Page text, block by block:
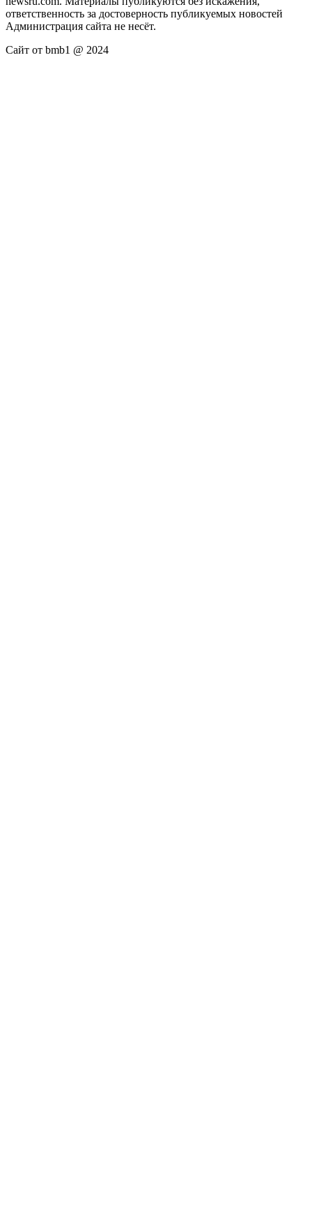
ответственность за достоверность публикуемых новостей
Администрация сайта не несёт.
Сайт от bmb1 @ 2024